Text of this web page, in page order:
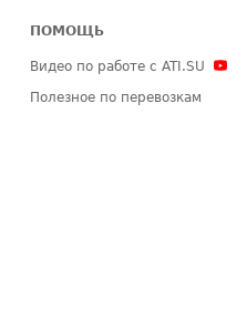
ПОМОЩЬ
Видео по работе с ATI.SU
Полезное по перевозкам